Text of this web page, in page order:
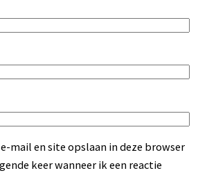
mail en site opslaan in deze browser
keer wanneer ik een reactie